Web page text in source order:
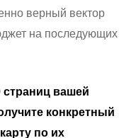
верный вектор
на последующих
вашей
конкретный
по их